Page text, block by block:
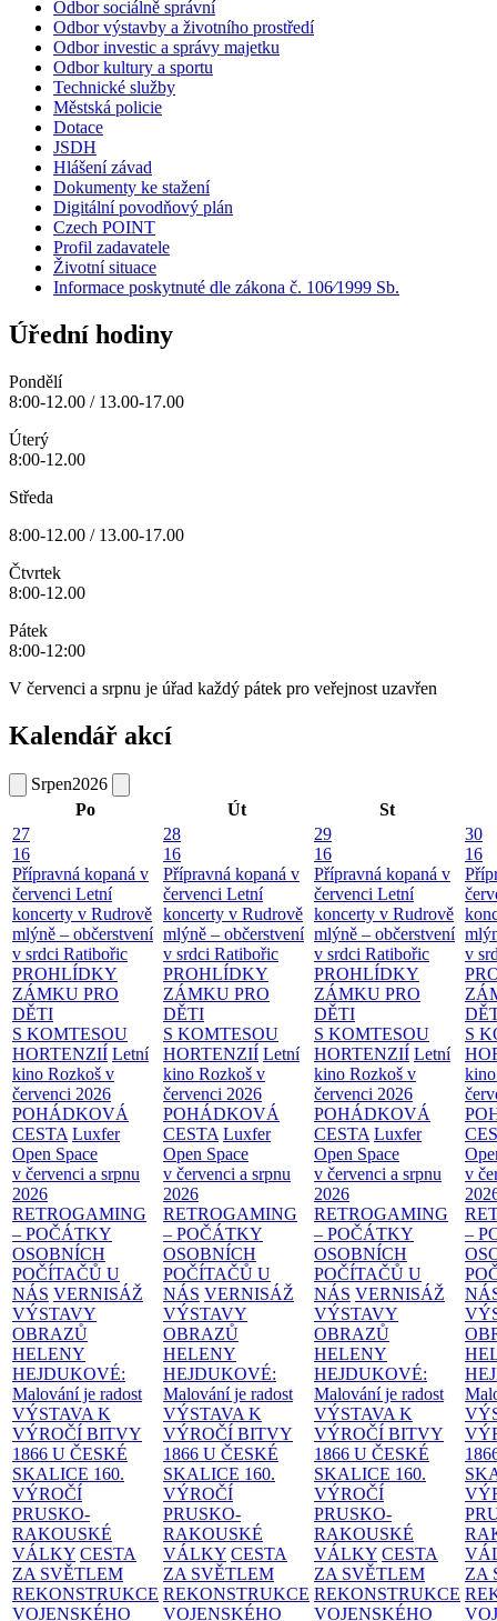
Odbor sociálně správní
Odbor výstavby a životního prostředí
Odbor investic a správy majetku
Odbor kultury a sportu
Technické služby
Městská policie
Dotace
JSDH
Hlášení závad
Dokumenty ke stažení
Digitální povodňový plán
Czech POINT
Profil zadavatele
Životní situace
Informace poskytnuté dle zákona č. 106⁄1999 Sb.
Úřední hodiny
Pondělí
8:00-12.00 / 13.00-17.00
Úterý
8:00-12.00
Středa
8:00-12.00 / 13.00-17.00
Čtvrtek
8:00-12.00
Pátek
8:00-12:00
V červenci a srpnu je úřad každý pátek pro veřejnost uzavřen
Kalendář akcí
Srpen2026
Po
Út
St
27
16
Přípravná kopaná v
červenci Letní
koncerty v Rudrově
mlýně – občerstvení
v srdci Ratibořic
PROHLÍDKY
ZÁMKU PRO
DĚTI
S KOMTESOU
HORTENZIÍ Letní
kino Rozkoš v
červenci 2026
POHÁDKOVÁ
CESTA Luxfer
Open Space
v červenci a srpnu
2026
RETROGAMING
– POČÁTKY
OSOBNÍCH
POČÍTAČŮ U
NÁS VERNISÁŽ
VÝSTAVY
OBRAZŮ
HELENY
HEJDUKOVÉ:
Malování je radost
VÝSTAVA K
VÝROČÍ BITVY
1866 U ČESKÉ
SKALICE 160.
VÝROČÍ
PRUSKO-
RAKOUSKÉ
VÁLKY CESTA
ZA SVĚTLEM
REKONSTRUKCE
VOJENSKÉHO
28
16
Přípravná kopaná v
červenci Letní
koncerty v Rudrově
mlýně – občerstvení
v srdci Ratibořic
PROHLÍDKY
ZÁMKU PRO
DĚTI
S KOMTESOU
HORTENZIÍ Letní
kino Rozkoš v
červenci 2026
POHÁDKOVÁ
CESTA Luxfer
Open Space
v červenci a srpnu
2026
RETROGAMING
– POČÁTKY
OSOBNÍCH
POČÍTAČŮ U
NÁS VERNISÁŽ
VÝSTAVY
OBRAZŮ
HELENY
HEJDUKOVÉ:
Malování je radost
VÝSTAVA K
VÝROČÍ BITVY
1866 U ČESKÉ
SKALICE 160.
VÝROČÍ
PRUSKO-
RAKOUSKÉ
VÁLKY CESTA
ZA SVĚTLEM
REKONSTRUKCE
VOJENSKÉHO
29
16
Přípravná kopaná v
červenci Letní
koncerty v Rudrově
mlýně – občerstvení
v srdci Ratibořic
PROHLÍDKY
ZÁMKU PRO
DĚTI
S KOMTESOU
HORTENZIÍ Letní
kino Rozkoš v
červenci 2026
POHÁDKOVÁ
CESTA Luxfer
Open Space
v červenci a srpnu
2026
RETROGAMING
– POČÁTKY
OSOBNÍCH
POČÍTAČŮ U
NÁS VERNISÁŽ
VÝSTAVY
OBRAZŮ
HELENY
HEJDUKOVÉ:
Malování je radost
VÝSTAVA K
VÝROČÍ BITVY
1866 U ČESKÉ
SKALICE 160.
VÝROČÍ
PRUSKO-
RAKOUSKÉ
VÁLKY CESTA
ZA SVĚTLEM
REKONSTRUKCE
VOJENSKÉHO
30
16
v
S
v
–
ZA